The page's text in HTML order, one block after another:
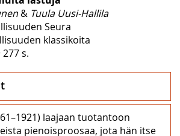
& Tuula Uusi-Hallila
Seura
klassikoita
277 s.
laajaan tuotantoon
pienoisproosaa, jota hän itse